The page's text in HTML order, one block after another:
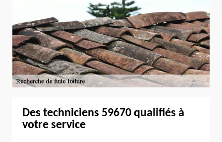
Des techniciens 59670 qualifiés à
votre service